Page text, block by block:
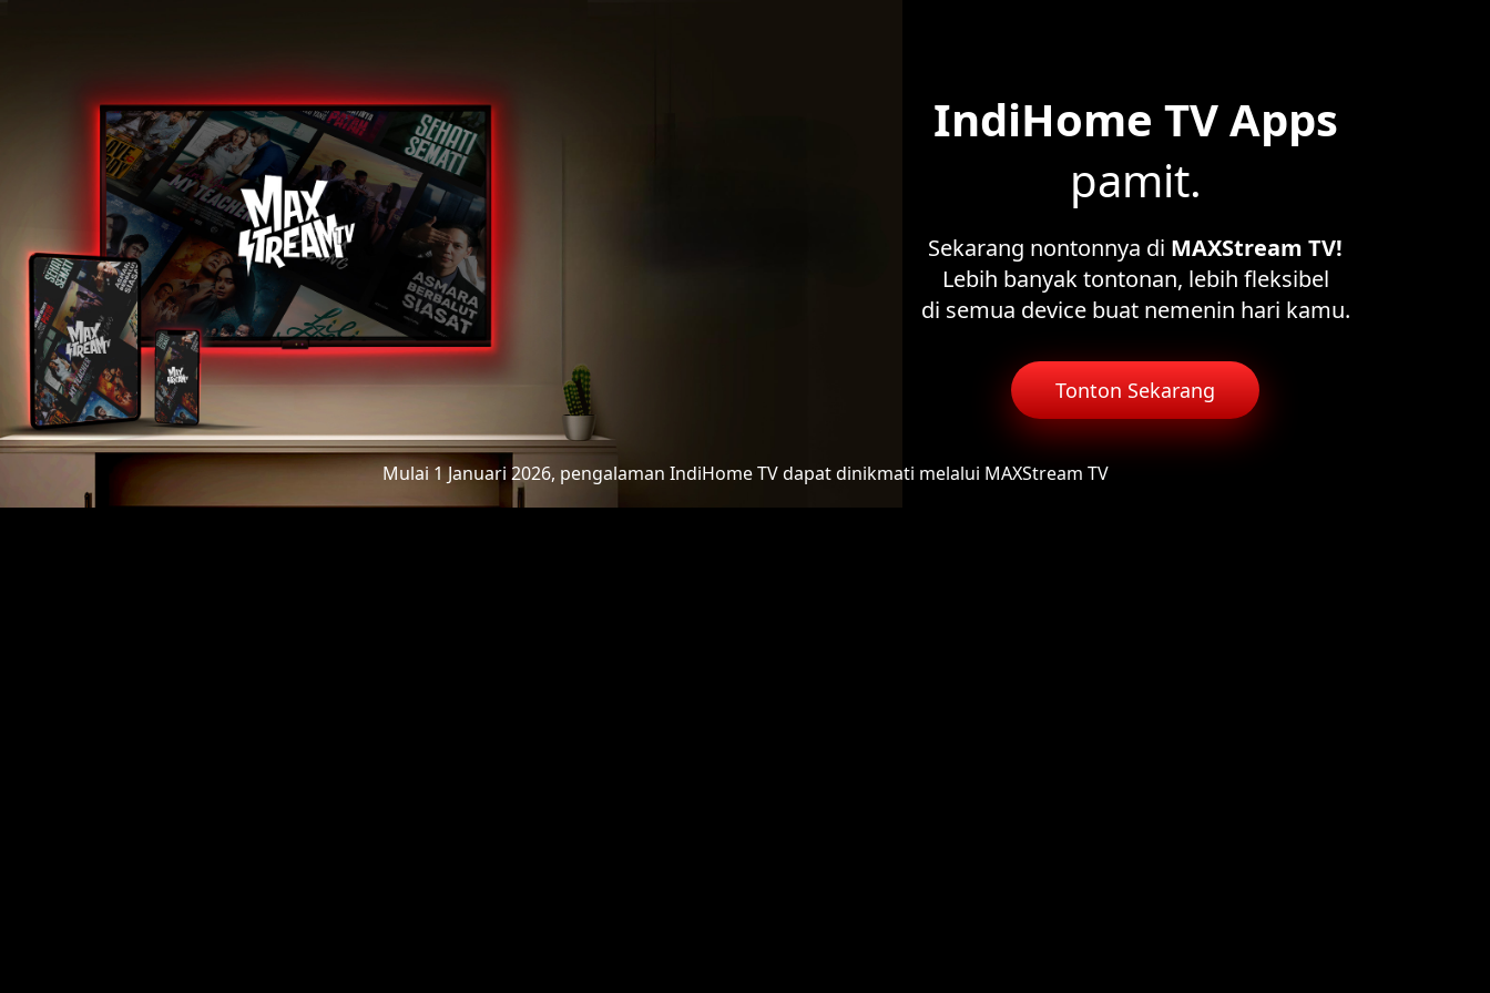
IndiHome TV Apps
pamit.
Sekarang nontonnya di MAXStream TV!
Lebih banyak tontonan, lebih fleksibel
di semua device buat nemenin hari kamu.
Tonton Sekarang
Mulai 1 Januari 2026, pengalaman IndiHome TVdapat dinikmati melalui MAXStream TV